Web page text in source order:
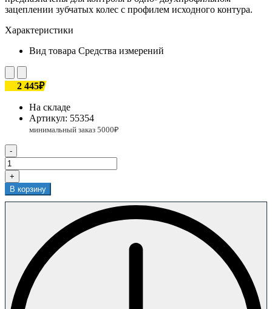
зацеплении зубчатых колес с профилем исходного контура.
Характеристики
Вид товара Средства измерений
2 445₽
На складе
Артикул: 55354
-
+
В корзину